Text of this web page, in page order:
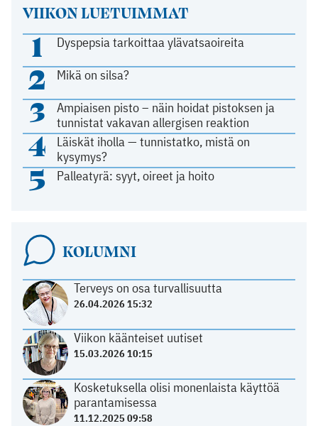
VIIKON LUETUIMMAT
1 Dyspepsia tarkoittaa ylävatsaoireita
2 Mikä on silsa?
3
Ampiaisen pisto – näin hoidat pistoksen ja
tunnistat vakavan allergisen reaktion
4
Läiskät iholla — tunnistatko, mistä on
kysymys?
5 Palleatyrä: syyt, oireet ja hoito
KOLUMNI
Terveys on osa turvallisuutta
26.04.2026 15:32
Viikon käänteiset uutiset
15.03.2026 10:15
Kosketuksella olisi monenlaista käyttöä
parantamisessa
11.12.2025 09:58